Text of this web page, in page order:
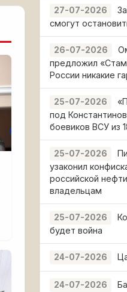
27-07-2026
смогут
26-07-2026
предложил
России никакие
25-07-2026
под
боевиков ВСУ из
25-07-2026
узаконил
российской
владельцам
25-07-2026
будет война
24-07-2026
24-07-2026